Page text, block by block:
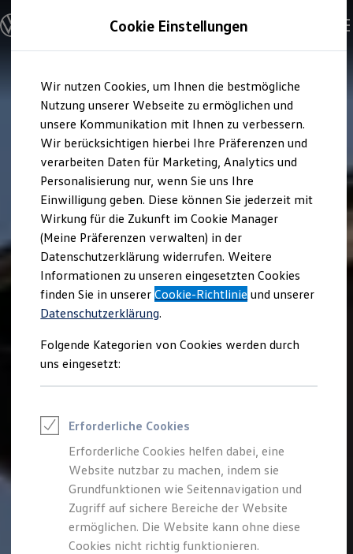
Hauptinhalt
springen
Footer
springen
Modelle & Konfigurator
Nutzfahrzeugkategorien entdecken
Modelle konfigurieren
Vorgängermodelle und Oldtimer
Vorgängermodelle
Oldtimer
Bulli Historie
Branchenlösungen & Gewerbekunden
Umbaulösungen und Hersteller finden
Auf- und Umbauten entdecken & konfigurieren
Groß- und Sonderkunden
Großkunden
Kommunen & Behörden
Journalisten
Sportvereine
Branchenlösungen
Bau & Handwerk
Gewerbliche Personenbeförderung
Service & mobile Werkstätten
Kurier, Logistik & Handel
Kühlfahrzeuge
Feuerwehr
ONE Business ID Vorteile
Fahrzeuge online kaufen
Digitaler Marktplatz
Kauf & Finanzierung
Online-Fahrzeugbewertung
Aktionen & Angebote
E-Auto-Förderung
Für Privatkunden
Für Gewerbekunden
Profi Paket
Cookie Einstellungen
Wir nutzen Cookies, um Ihnen die bestmögliche
Nutzung unserer Webseite zu ermöglichen und
unsere Kommunikation mit Ihnen zu verbessern.
Wir berücksichtigen hierbei Ihre Präferenzen und
verarbeiten Daten für Marketing, Analytics und
Personalisierung nur, wenn Sie uns Ihre
Einwilligung geben. Diese können Sie jederzeit mit
Wirkung für die Zukunft im Cookie Manager
(Meine Präferenzen verwalten) in der
Datenschutzerklärung widerrufen. Weitere
Informationen zu unseren eingesetzten Cookies
finden Sie in unsererCookie-Richtlinie und unserer
Datenschutzerklärung.
Folgende Kategorien von Cookies werden durch
uns eingesetzt:
Erforderliche Cookies
Erforderliche Cookies helfen dabei, eine
Website nutzbar zu machen, indem sie
Grundfunktionen wie Seitennavigation und
Zugriff auf sichere Bereiche der Website
ermöglichen. Die Website kann ohne diese
Cookies nicht richtig funktionieren.